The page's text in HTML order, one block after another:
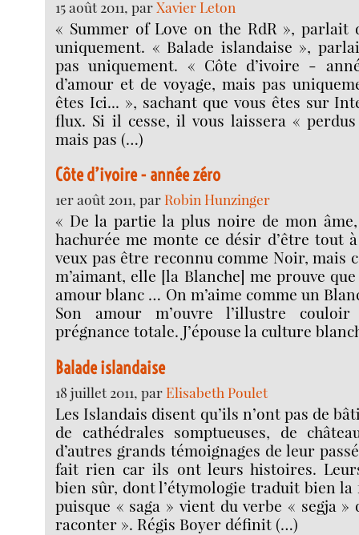
15 août 2011, parXavier Leton
« Summer of Love on the RdR », parlait
uniquement. « Balade islandaise »,
pas uniquement. « Côte d’ivoire -
d’amour et de voyage, mais pas
êtes Ici... », sachant que vous êtes sur
flux. Si il cesse, il vous laissera «
mais pas (…)
Côte d’ivoire - année zéro
1er août 2011, par Robin Hunzinger
« De la partie la plus noire de mon
hachurée me monte ce désir d’être tout
veux pas être reconnu comme Noir, mais
m’aimant, elle [la Blanche] me prouve
amour blanc … On m’aime comme un
Son amour m’ouvre l’illustre
prégnance totale. J’épouse la culture
Balade islandaise
18 juillet 2011, parElisabeth Poulet
Les Islandais disent qu’ils n’ont pas de
de cathédrales somptueuses, de
d’autres grands témoignages de leur
fait rien car ils ont leurs histoires.
bien sûr, dont l’étymologie traduit bien
puisque « saga » vient du verbe « segja
raconter ». Régis Boyer définit (…)